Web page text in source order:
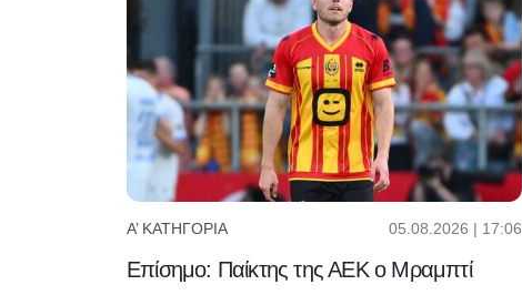
Α’ ΚΑΤΗΓΟΡΊΑ 05.08.2026 | 17:06
Επίσημο: Παίκτης της ΑΕΚ ο Μραμπτί